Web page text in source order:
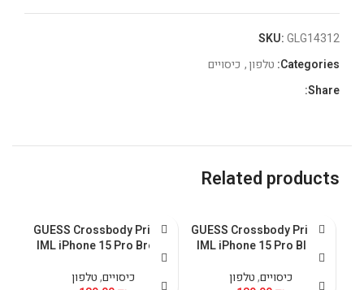
SKU:GLG14312
Categories: טלפון, כיסויים
Share:
Related products
GUESS Crossbody Printed
IML iPhone 15 Pro Black
כיסויים,טלפון
GUESS Crossbody Printed
IML iPhone 15 Pro Brown
כיסויים,טלפון